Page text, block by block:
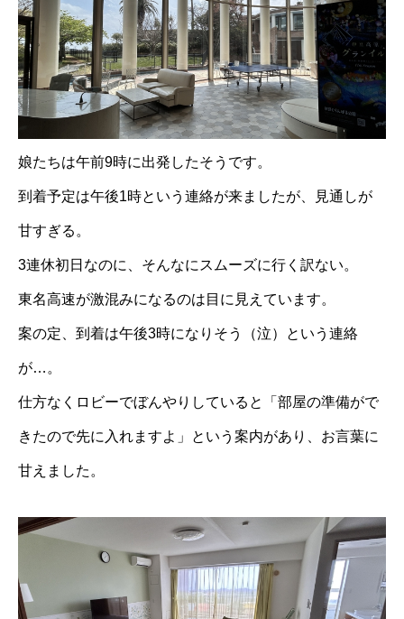
娘たちは午前9時に出発したそうです。
到着予定は午後1時という連絡が来ましたが、見通しが
甘すぎる。
3連休初日なのに、そんなにスムーズに行く訳ない。
東名高速が激混みになるのは目に見えています。
案の定、到着は午後3時になりそう（泣）という連絡
が…。
仕方なくロビーでぼんやりしていると「部屋の準備がで
きたので先に入れますよ」という案内があり、お言葉に
甘えました。